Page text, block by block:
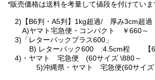
*販売価格は送料を考量して値段を付けていま
2)【B6判・A5判】1kg超過/ 厚み3cm超
A)ヤマト宅急便・コンパクト ￥660～
3)「レターパックプラス600」
B) レターパック600 :4.5cm程 【
4)・ヤマト 宅急便 (60サイズ \880～
5)沖縄県・ヤマト 宅急便(60サイズ